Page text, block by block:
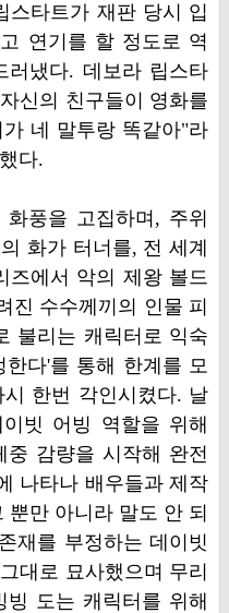
스타트가 재판 당시 입
연기를 할 정도로 역
러냈다. 데보라 립스타
신의 친구들이 영화를
네 말투랑 똑같아"라
다.
풍을 고집하며, 주위
화가 터너를, 전 세계
즈에서 악의 제왕 볼드
진 수수께끼의 인물 피
불리는 캐릭터로 익숙
다'를 통해 한계를 모
한번 각인시켰다. 날
빗 어빙 역할을 위해
감량을 시작해 완전
나타나 배우들과 제작
만 아니라 말도 안 되
재를 부정하는 데이빗
대로 묘사했으며 무리
도는 캐릭터를 위해